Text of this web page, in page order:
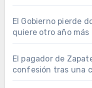
El Gobierno pierde
quiere otro año más
El pagador de
confesión tras una